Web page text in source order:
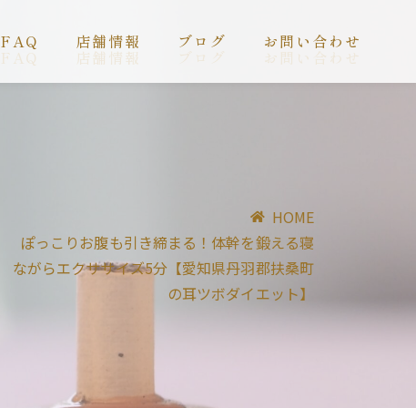
FAQ 店舗情報 ブログ お問い合わせ
FAQ 店舗情報 ブログ お問い合わせ
HOME
ぽっこりお腹も引き締まる！体幹を鍛える寝
ながらエクササイズ5分【愛知県丹羽郡扶桑町
の耳ツボダイエット】